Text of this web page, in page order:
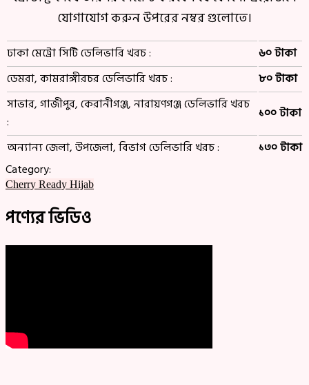
যোগাযোগ করুন উপরের নম্বর গুলোতে।
ঢাকা মেট্রো সিটি ডেলিভারি খরচ :
৬০ টাকা
ডেমরা, কামরাঙ্গীরচর ডেলিভারি খরচ :
৮০ টাকা
সাভার, গাজীপুর, কেরানীগঞ্জ, নারায়ণগঞ্জ ডেলিভারি খরচ
:
১০০ টাকা
অন্যান্য জেলা, উপজেলা, বিভাগ ডেলিভারি খরচ :
১৩০ টাকা
Category:
Cherry Ready Hijab
পণ্যের ভিডিও